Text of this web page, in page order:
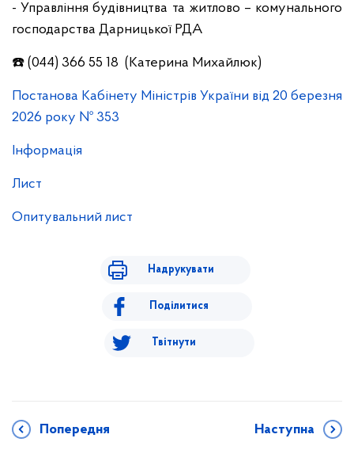
- Управління будівництва та житлово – комунального
господарства Дарницької РДА
☎️ (044) 366 55 18 (Катерина Михайлюк)
Постанова Кабінету Міністрів України від 20 березня
2026 року № 353
Інформація
Лист
Опитувальний лист
Надрукувати
Поділитися
Твітнути
Попередня Наступна